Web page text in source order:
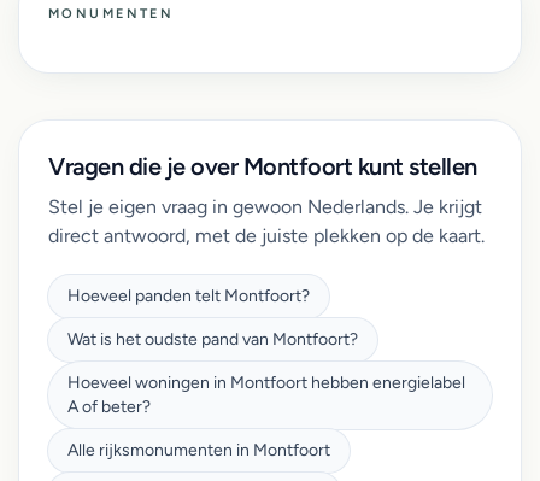
MONUMENTEN
Vragen die je over Montfoort kunt stellen
Stel je eigen vraag in gewoon Nederlands. Je krijgt
direct antwoord, met de juiste plekken op de kaart.
Hoeveel panden telt Montfoort?
Wat is het oudste pand van Montfoort?
Hoeveel woningen in Montfoort hebben energielabel
A of beter?
Alle rijksmonumenten in Montfoort